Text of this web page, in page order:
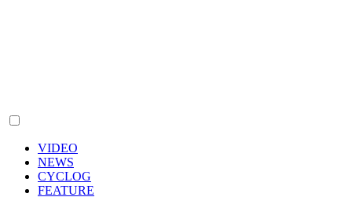
VIDEO
NEWS
CYCLOG
FEATURE